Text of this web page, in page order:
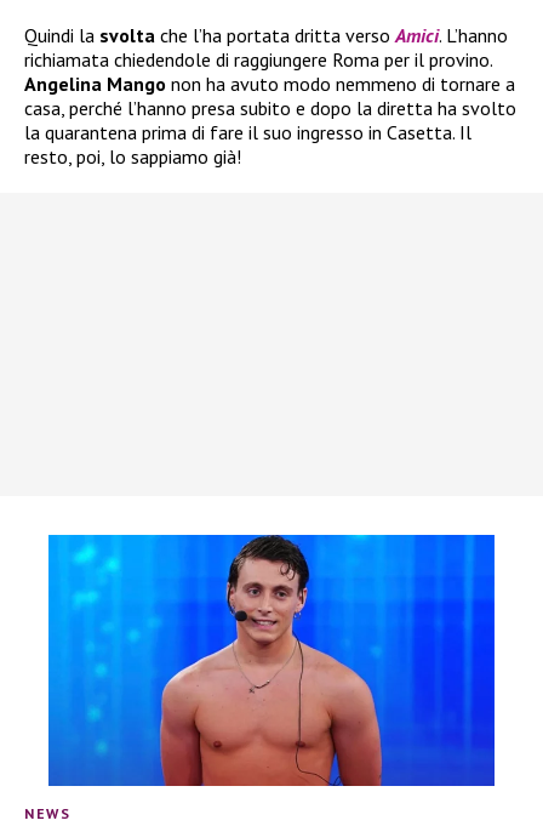
Quindi la svolta che l’ha portata dritta verso Amici. L’hanno
richiamata chiedendole di raggiungere Roma per il provino.
Angelina Mango non ha avuto modo nemmeno di tornare a
casa, perché l’hanno presa subito e dopo la diretta ha svolto
la quarantena prima di fare il suo ingresso in Casetta. Il
resto, poi, lo sappiamo già!
NEWS